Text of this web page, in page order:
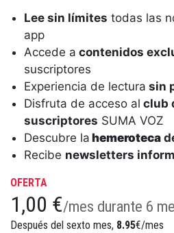
Lee sin límites todas las
app
Accede a contenidos
suscriptores
Experiencia de lectura sin
Disfruta de acceso al club
suscriptores SUMA VOZ
Descubre la hemeroteca
Recibe newsletters
OFERTA
1,00 €/mes durante 6
Después del sexto mes, 8.95€/mes